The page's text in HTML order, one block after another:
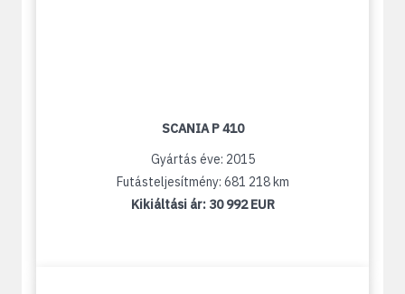
SCANIA P 410
Gyártás éve: 2015
Futásteljesítmény: 681 218 km
Kikiáltási ár: 30 992 EUR